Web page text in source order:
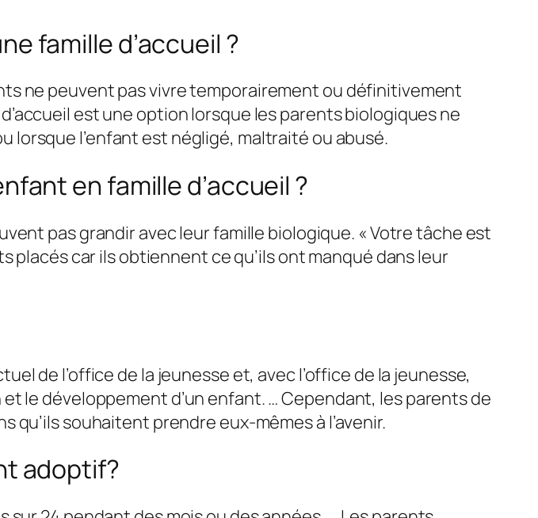
famille d’accueil ?
ne peuvent pas vivre temporairement ou définitivement
est une option lorsque les parents biologiques ne
lorsque l’enfant est négligé, maltraité ou abusé.
en famille d’accueil ?
pas grandir avec leur famille biologique. « Votre tâche est
placés car ils obtiennent ce qu’ils ont manqué dans leur
de l’office de la jeunesse et, avec l’office de la jeunesse,
le développement d’un enfant. … Cependant, les parents de
souhaitent prendre eux-mêmes à l’avenir.
adoptif?